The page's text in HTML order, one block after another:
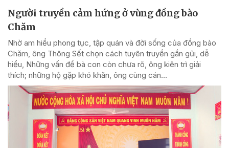
Người truyền cảm hứng ở vùng đồng bào
Chăm
Nhờ am hiểu phong tục, tập quán và đời sống của đồng bào
Chăm, ông Thông Sết chọn cách tuyên truyền gần gũi, dễ
hiểu, Những vấn đề bà con còn chưa rõ, ông kiên trì giải
thích; những hộ gặp khó khăn, ông cùng cán...